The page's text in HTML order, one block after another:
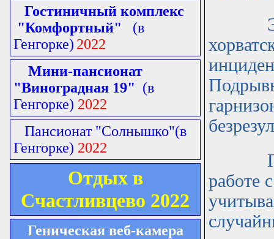
Гостиничный комплекс
"Комфортный" (в
Генгорке) 2022
Мини-пансионат
"Виноградная 19" (в
Генгорке) 2022
Пансионат "Солнышко"(в
Генгорке) 2022
Отдых в
Счастливцево 2022
Геническая веб-камера
Это
работе